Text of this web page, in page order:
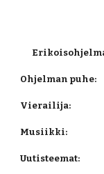
Ohjelman puhe:
Vierailija:
Musiikki:
Uutisteemat: